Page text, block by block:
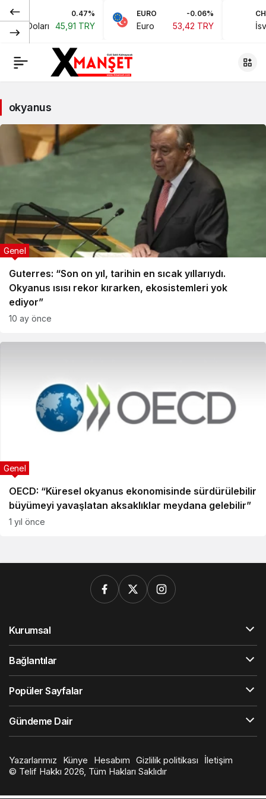
0.47%
Doları 45,91 TRY
EURO -0.06%
Euro 53,42 TRY
CHF
okyanus
Guterres: “Son on yıl, tarihin en sıcak yıllarıydı.
Okyanus ısısı rekor kırarken, ekosistemleri yok
ediyor”
Genel
10 ay önce
OECD: “Küresel okyanus ekonomisinde sürdürülebilir
büyümeyi yavaşlatan aksaklıklar meydana gelebilir”
Genel
1 yıl önce
Kurumsal
Bağlantılar
Popüler Sayfalar
Gündeme Dair
Yazarlarımız Künye Hesabım Gizlilik politikası
İletişim
© Telif Hakkı 2026, Tüm Hakları Saklıdır